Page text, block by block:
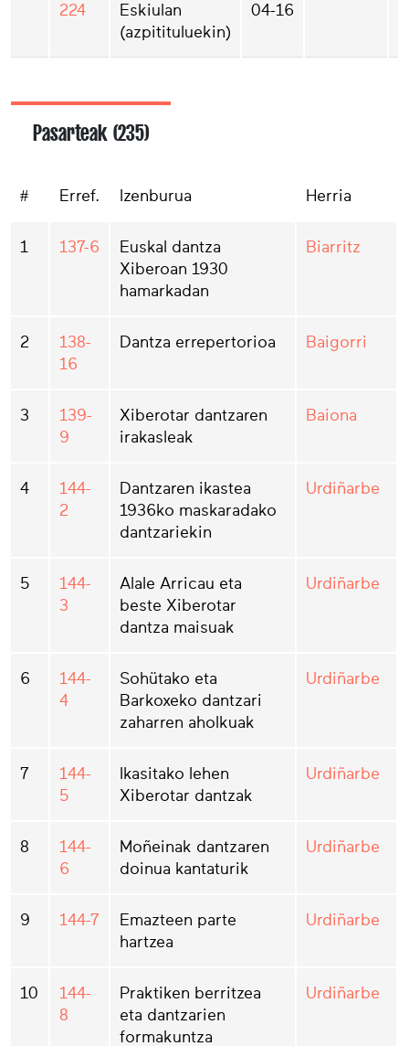
224
Eskiulan
(azpitituluekin)
04-16
Pasarteak (235)
# Erref. Izenburua Herria
1 137-6
Euskal dantza
Xiberoan 1930
hamarkadan
Biarritz
2
138-
16
Dantza errepertorioa Baigorri
3
139-
9
Xiberotar dantzaren
irakasleak
Baiona
4
144-
2
Dantzaren ikastea
1936ko maskaradako
dantzariekin
Urdiñarbe
5
144-
3
Alale Arricau eta
beste Xiberotar
dantza maisuak
Urdiñarbe
6
144-
4
Sohütako eta
Barkoxeko dantzari
zaharren aholkuak
Urdiñarbe
7
144-
5
Ikasitako lehen
Xiberotar dantzak
Urdiñarbe
8
144-
6
Moñeinak dantzaren
doinua kantaturik
Urdiñarbe
9 144-7
Emazteen parte
hartzea
Urdiñarbe
10
144-
8
Praktiken berritzea
eta dantzarien
formakuntza
Urdiñarbe